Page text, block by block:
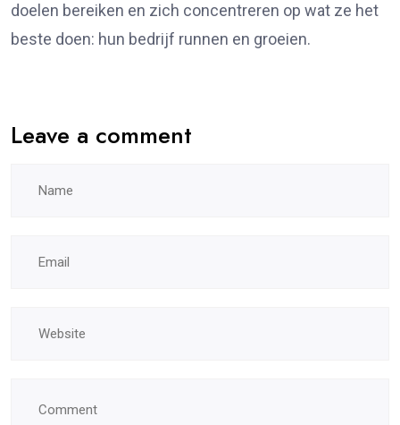
doelen bereiken en zich concentreren op wat ze het
beste doen: hun bedrijf runnen en groeien.
Leave a comment